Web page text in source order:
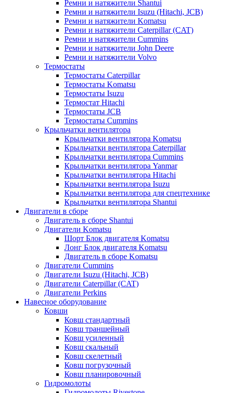
Ремни и натяжители Shantui
Ремни и натяжители Isuzu (Hitachi, JCB)
Ремни и натяжители Komatsu
Ремни и натяжители Caterpillar (CAT)
Ремни и натяжители Cummins
Ремни и натяжители John Deere
Ремни и натяжители Volvo
Термостаты
Термостаты Caterpillar
Термостаты Komatsu
Термостаты Isuzu
Термостат Hitachi
Термостаты JCB
Термостаты Cummins
Крыльчатки вентилятора
Крыльчатки вентилятора Komatsu
Крыльчатки вентилятора Caterpillar
Крыльчатки вентилятора Cummins
Крыльчатки вентилятора Yanmar
Крыльчатки вентилятора Hitachi
Крыльчатки вентилятора Isuzu
Крыльчатки вентилятора для спецтехнике
Крыльчатки вентилятора Shantui
Двигатели в сборе
Двигатель в сборе Shantui
Двигатели Komatsu
Шорт Блок двигателя Komatsu
Лонг Блок двигателя Komatsu
Двигатель в сборе Komatsu
Двигатели Cummins
Двигатели Isuzu (Hitachi, JCB)
Двигатели Caterpillar (CAT)
Двигатели Perkins
Навесное оборудование
Ковши
Ковш стандартный
Ковш траншейный
Ковш усиленный
Ковш скальный
Ковш скелетный
Ковш погрузочный
Ковш планировочный
Гидромолоты